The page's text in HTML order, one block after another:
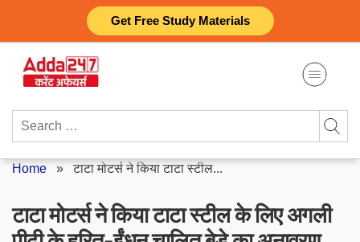
Get Free Study Materials
content
Search
Home »टाटा मोटर्स ने किया टाटा स्टील...
टाटा मोटर्स ने किया टाटा स्टील के लिए अगली